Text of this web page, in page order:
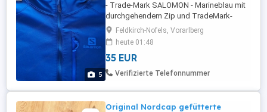
5
- Trade-Mark SALOMON - Marineblau mit
durchgehendem Zip und TradeMark-
Akzenten an den Ärmelbünden und am
Bund. - AdvancedSkin WARM
(Hochwertige Qualität) - Schnelltrocknend
- Brusttasche für Ausweis Kreditkarte etc. -
Neuwertig - Sauber, trocken und unter
Feldkirch-Nofels, Vorarlberg
heute 01:48
35 EUR
Verifizierte Telefonnummer
Original Nordcap gefütterte